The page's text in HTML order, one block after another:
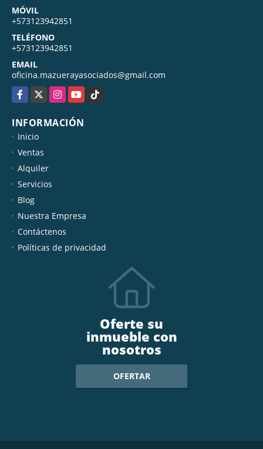
MÓVIL
+573123942851
TELÉFONO
+573123942851
EMAIL
oficina.mazuerayasociados@gmail.com
Facebook
X InstagramYouTubeTikTok
INFORMACIÓN
Inicio
Ventas
Alquiler
Servicios
Blog
Nuestra Empresa
Contáctenos
Políticas de privacidad
Oferte su
inmueble con
nosotros
OFERTAR